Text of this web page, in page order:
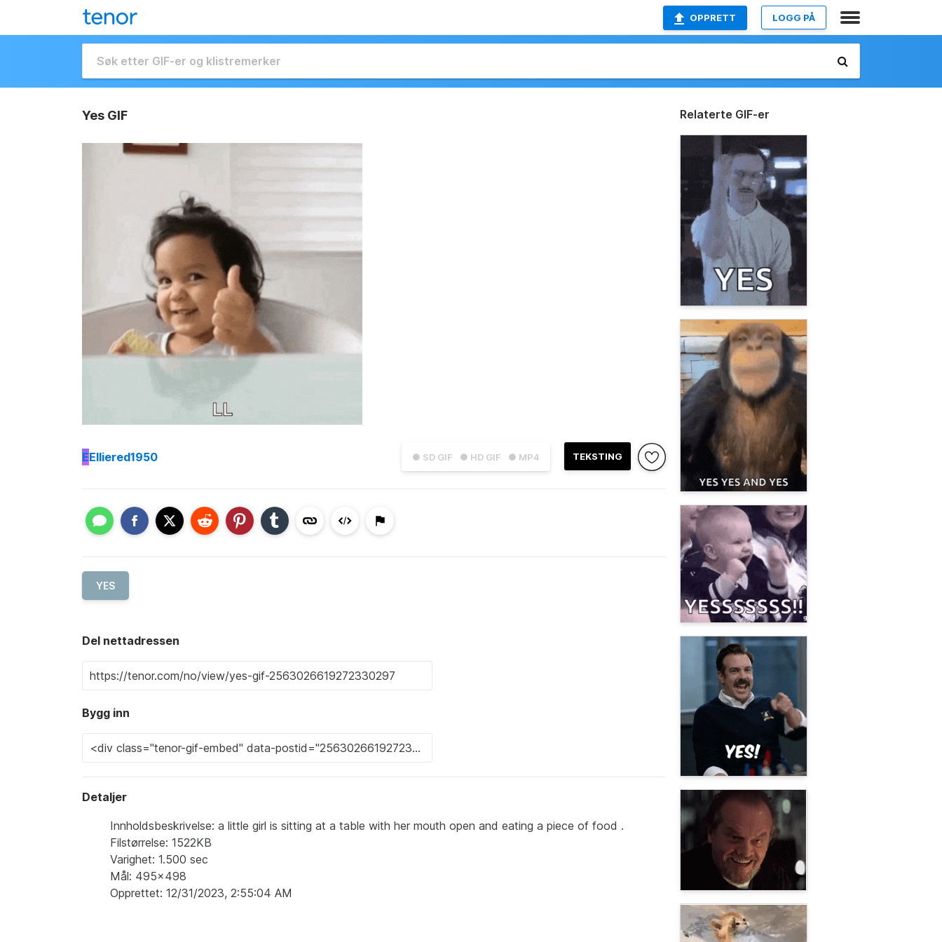
OPPRETT LOGG PÅ
Yes GIF
● SD GIF ● HD GIF ● MP4 TEKSTING
EElliered1950
YES
Del nettadressen
Bygg inn
Detaljer
Innholdsbeskrivelse: a little girl is sitting at a table with her mouth open and eating a piece of food .
Filstørrelse: 1522KB
Varighet: 1.500 sec
Mål: 495x498
Opprettet: 12/31/2023, 2:55:04 AM
Relaterte GIF-er